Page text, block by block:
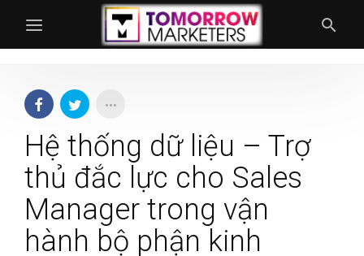
Hệ thống dữ liệu – Trợ
thủ đắc lực cho Sales
Manager trong vận
hành bộ phận kinh